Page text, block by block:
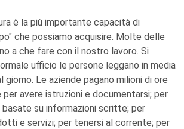
è la più importante capacità di
che possiamo acquisire. Molte delle
a che fare con il nostro lavoro. Si
ufficio le persone leggano in media
giorno. Le aziende pagano milioni di ore
avere istruzioni e documentarsi; per
su informazioni scritte; per
e servizi; per tenersi al corrente; per